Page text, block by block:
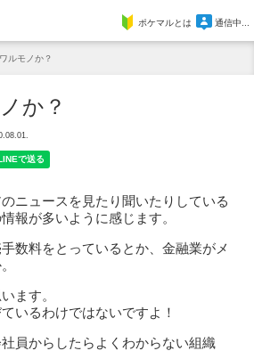
Pocket Marcheポケマルとは 通信中...
ルモノか？
か？
ニュースを見たり聞いたりしている
報が多いように感じます。
数料をとっているとか、金融業がメ
ます。
いるわけではないですよ！
員からしたらよくわからない組織